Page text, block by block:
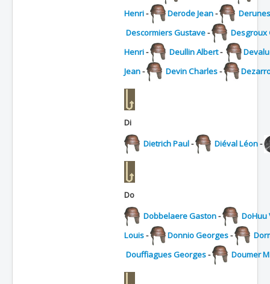
Henri- Derode Jean-
Descormiers Gustave-
Desgroux
Henri- Deullin Albert-
Jean- Devin Charles-
Di
Dietrich Paul- Diéval Léon-
Do
Dobbelaere Gaston-
DoHuu
Louis- Donnio Georges-
Douffiagues Georges- Doumer